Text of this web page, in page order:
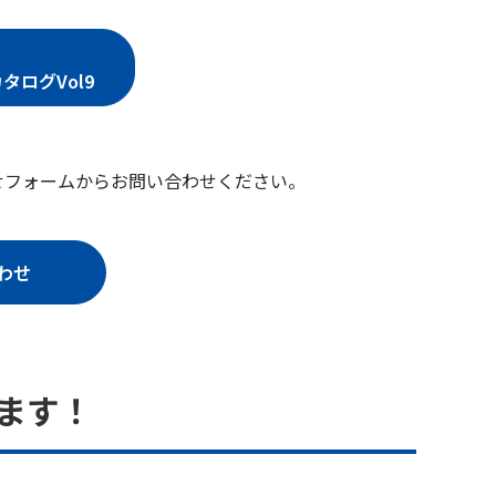
ログVol9
ォームからお問い合わせください。
せ
す！